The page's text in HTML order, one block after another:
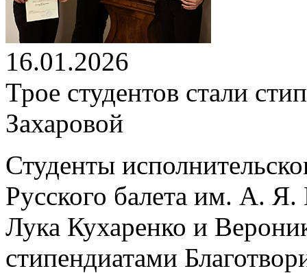
16.01.2026
Трое студентов стали
Захаровой
Студенты
Русского балета им. А.
Лука Кухаренко и
стипендиатами